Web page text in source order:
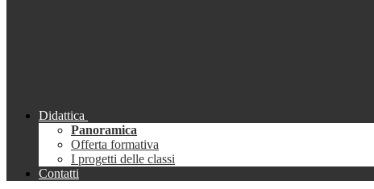
Didattica
Panoramica
Offerta formativa
I progetti delle classi
Contatti